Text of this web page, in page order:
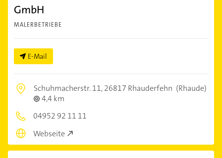
GmbH
MALERBETRIEBE
E-Mail
Schuhmacherstr. 11,26817 Rhauderfehn (Rhaude)
4,4 km
04952 92 11 11
Webseite